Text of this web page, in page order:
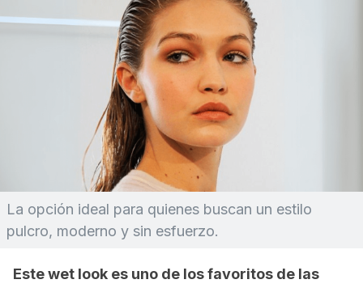
La opción ideal para quienes buscan un estilo
pulcro, moderno y sin esfuerzo.
Estewet look es uno de los favoritos de las